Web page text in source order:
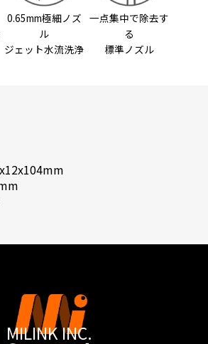
0.65mm極細ノズ
ル
ジェット水流洗浄
一点集中で除去す
る
標準ノズル
MILINK INC.